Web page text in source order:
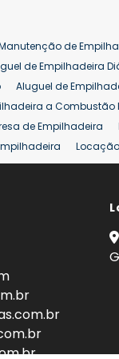
de
de Empilhadeira
Aluguel de
a Combustão
de Empilhadeira
Mercados
Preço de Empilhadeira